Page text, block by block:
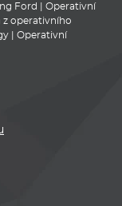
Ford
Operativní
z operativního
Operativní